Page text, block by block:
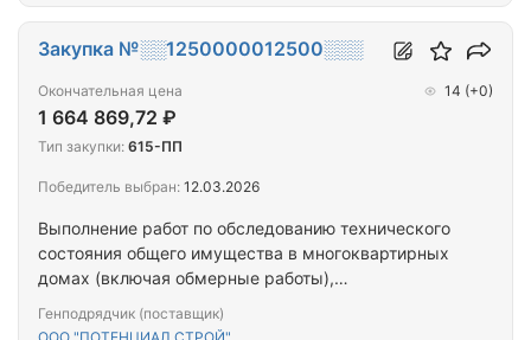
Выполнение работ по обследованию технического
состояния общего имущества в многоквартирных
домах (включая обмерные работы),
Довурак, ул. Заводская, д. 36, г Ак-Довурак, ул.
Генподрядчик (поставщик)
Закупка №░░1250000012500░░░
Окончательная цена
1 664 869,72 ₽
14 (+0)
Тип закупки: 615-ПП
Победитель выбран: 12.03.2026